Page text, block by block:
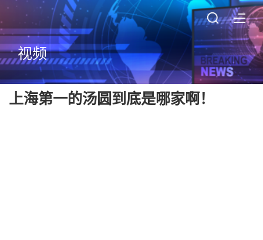
视频
上海第一的汤圆到底是哪家啊！